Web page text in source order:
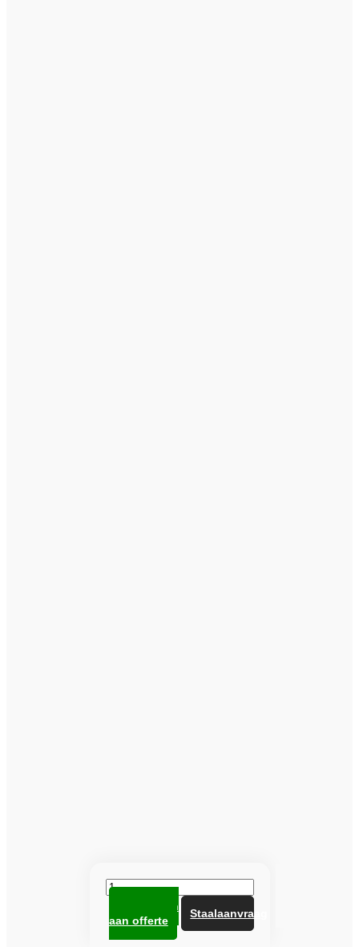
Heuga
tegel
672724
Mauve
aantal
Staalaanvraag
Toevoegen
aan offerte